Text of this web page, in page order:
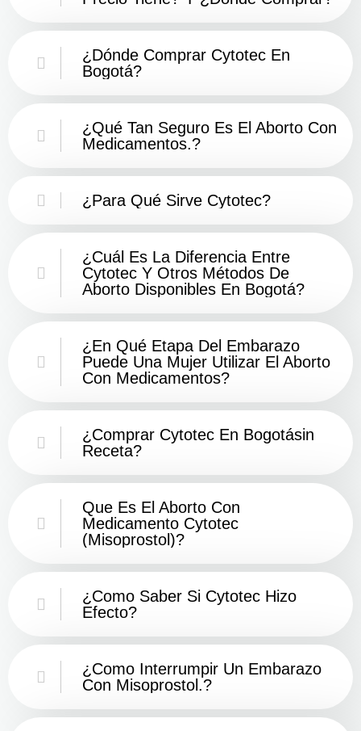
¿Dónde Comprar Cytotec En
Bogotá?
¿Qué Tan Seguro Es El Aborto Con
Medicamentos.?
¿Para Qué Sirve Cytotec?
¿Cuál Es La Diferencia Entre
Cytotec Y Otros Métodos De
Aborto Disponibles En Bogotá?
¿En Qué Etapa Del Embarazo
Puede Una Mujer Utilizar El Aborto
Con Medicamentos?
¿Comprar Cytotec En Bogotásin
Receta?
Que Es El Aborto Con
Medicamento Cytotec
(misoprostol)?
¿Como Saber Si Cytotec Hizo
Efecto?
¿como Interrumpir Un Embarazo
Con Misoprostol.?